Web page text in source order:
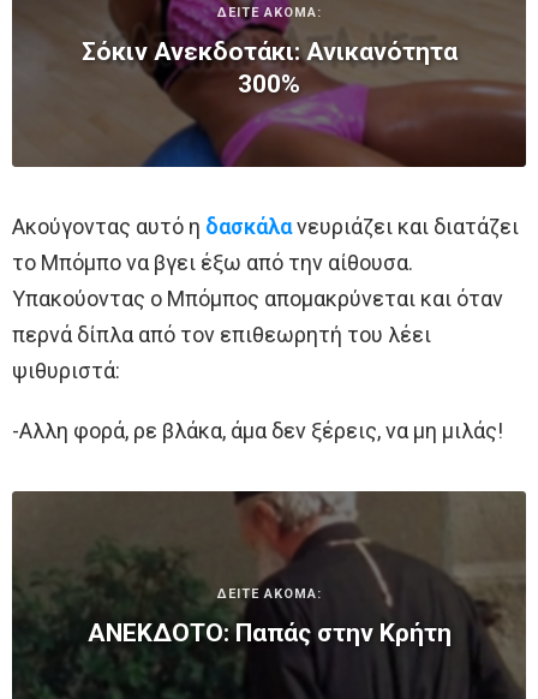
ΔΕΙΤΕ ΑΚΟΜΑ:
Σόκιν Ανεκδοτάκι: Ανικανότητα
300%
Ακούγοντας αυτό η δασκάλανευριάζει και διατάζει
το Μπόμπο να βγει έξω από την αίθουσα.
Υπακούοντας ο Μπόμπος απομακρύνεται και όταν
περνά δίπλα από τον επιθεωρητή του λέει
ψιθυριστά:
-Αλλη φορά, ρε βλάκα, άμα δεν ξέρεις, να μη μιλάς!
ΔΕΙΤΕ ΑΚΟΜΑ:
ΑΝΕΚΔΟΤΟ: Παπάς στην Κρήτη